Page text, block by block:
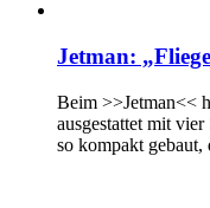
Jetman:
Beim >>Jetman<<
ausgestattet mit
so kompakt gebaut,